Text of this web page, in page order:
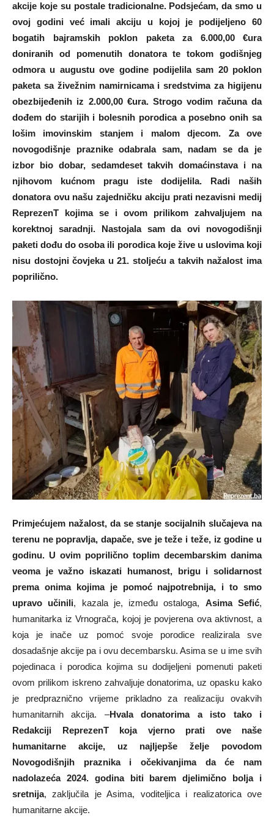
akcije koje su postale tradicionalne. Podsjećam, da smo u
ovoj godini već imali akciju u kojoj je podijeljeno 60
bogatih bajramskih poklon paketa za 6.000,00 €ura
doniranih od pomenutih donatora te tokom godišnjeg
odmora u augustu ove godine podijelila sam 20 poklon
paketa sa živežnim namirnicama i sredstvima za higijenu
obezbijeđenih iz 2.000,00 €ura. Strogo vodim računa da
dođem do starijih i bolesnih porodica a posebno onih sa
lošim imovinskim stanjem i malom djecom. Za ove
novogodišnje praznike odabrala sam, nadam se da je
izbor bio dobar, sedamdeset takvih domaćinstava i na
njihovom kućnom pragu iste dodijelila. Radi naših
donatora ovu našu zajedničku akciju prati nezavisni medij
ReprezenT kojima se i ovom prilikom zahvaljujem na
korektnoj saradnji. Nastojala sam da ovi novogodišnji
paketi dođu do osoba ili porodica koje žive u uslovima koji
nisu dostojni čovjeka u 21. stoljeću a takvih nažalost ima
poprilično.
Primjećujem nažalost, da se stanje socijalnih slučajeva na
terenu ne popravlja, dapače, sve je teže i teže, iz godine u
godinu. U ovim poprilično toplim decembarskim danima
veoma je važno iskazati humanost, brigu i solidarnost
prema onima kojima je pomoć najpotrebnija, i to smo
upravo učinili, kazala je, između ostaloga, Asima Sefić,
humanitarka iz Vrnograča, kojoj je povjerena ova aktivnost, a
koja je inače uz pomoć svoje porodice realizirala sve
dosadašnje akcije pa i ovu decembarsku. Asima se u ime svih
pojedinaca i porodica kojima su dodijeljeni pomenuti paketi
ovom prilikom iskreno zahvaljuje donatorima, uz opasku kako
je predpraznično vrijeme prikladno za realizaciju ovakvih
humanitarnih akcija. –Hvala donatorima a isto tako i
Redakciji ReprezenT koja vjerno prati ove naše
humanitarne akcije, uz najljepše želje povodom
Novogodišnjih praznika i očekivanjima da će nam
nadolazeća 2024. godina biti barem djelimično bolja i
sretnija, zaključila je Asima, voditeljica i realizatorica ove
humanitarne akcije.